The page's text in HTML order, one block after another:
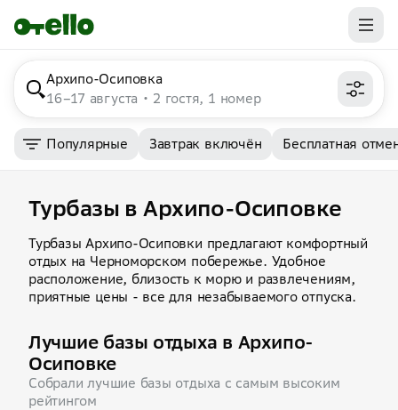
Архипо-Осиповка
16–17 августа
2 гостя, 1 номер
Популярные Завтрак включён Бесплатная
Турбазы в Архипо-Осиповке
Турбазы Архипо-Осиповки предлагают комфортный
отдых на Черноморском побережье. Удобное
расположение, близость к морю и развлечениям,
приятные цены - все для незабываемого отпуска.
Лучшие базы отдыха в Архипо-
Осиповке
Собрали лучшие базы отдыха с самым высоким
рейтингом